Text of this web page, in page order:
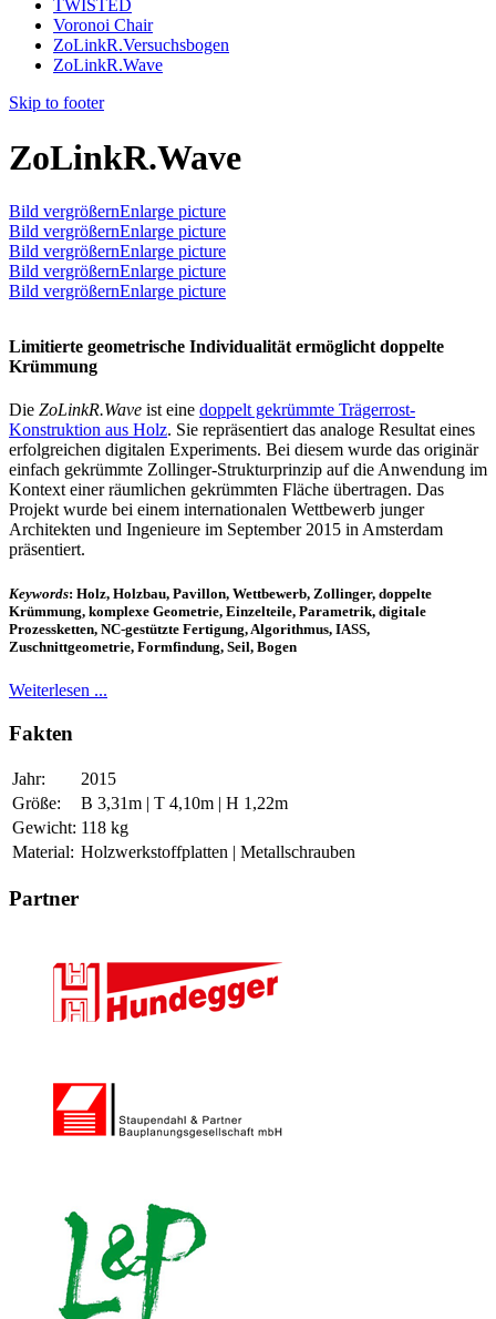
TWISTED
Voronoi Chair
ZoLinkR.Versuchsbogen
ZoLinkR.Wave
Skip to footer
ZoLinkR.Wave
Bild vergrößernEnlarge picture
Bild vergrößernEnlarge picture
Bild vergrößernEnlarge picture
Bild vergrößernEnlarge picture
Bild vergrößernEnlarge picture
Limitierte geometrische Individualität ermöglicht doppelte
Krümmung
Die ZoLinkR.Wave ist eine doppelt gekrümmte Trägerrost-
Konstruktion aus Holz. Sie repräsentiert das analoge Resultat eines
erfolgreichen digitalen Experiments. Bei diesem wurde das originär
einfach gekrümmte Zollinger-Strukturprinzip auf die Anwendung im
Kontext einer räumlichen gekrümmten Fläche übertragen. Das
Projekt wurde bei einem internationalen Wettbewerb junger
Architekten und Ingenieure im September 2015 in Amsterdam
präsentiert.
Keywords: Holz, Holzbau, Pavillon, Wettbewerb, Zollinger, doppelte
Krümmung, komplexe Geometrie, Einzelteile, Parametrik, digitale
Prozessketten, NC-gestützte Fertigung, Algorithmus, IASS,
Zuschnittgeometrie, Formfindung, Seil, Bogen
Weiterlesen ...
Fakten
Jahr:
2015
Größe:
B 3,31m | T 4,10m | H 1,22m
Gewicht: 118 kg
Material: Holzwerkstoffplatten | Metallschrauben
Partner